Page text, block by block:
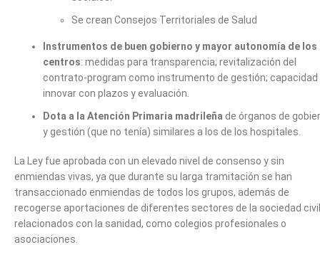
Se crean Consejos Territoriales de Salud
Instrumentos de buen gobierno y mayor autonomía de los
centros: medidas para transparencia; revitalización del
contrato-program como instrumento de gestión; capacidad
innovar con plazos y evaluación.
Dota a la Atención Primaria madrileña de órganos de
y gestión (que no tenía) similares a los de los hospitales.
La Ley fue aprobada con un elevado nivel de consenso y sin
enmiendas vivas, ya que durante su larga tramitación se han
transaccionado enmiendas de todos los grupos, además de
recogerse aportaciones de diferentes sectores de la sociedad civil
relacionados con la sanidad, como colegios profesionales o
asociaciones.